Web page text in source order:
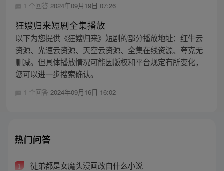
1 个回答 2024年09月19日 07:26
狂嫂归来短剧全集播放
以下为您提供《狂嫂归来》短剧的部分播放地址：红牛云
资源、光速云资源、天空云资源、全集在线资源、夸克无
删减。但具体播放情况可能因版权和平台规定有所变化，
您可以进一步搜索确认。
1 个回答 2024年09月16日 16:02
热门问答
1 徒弟都是女魔头漫画改自什么小说